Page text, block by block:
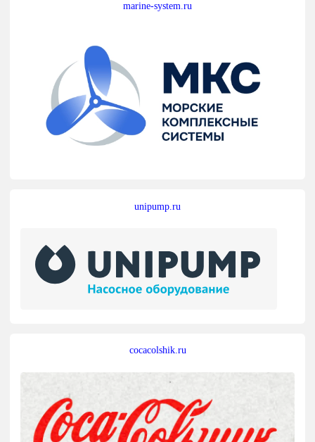
marine-system.ru
unipump.ru
cocacolshik.ru